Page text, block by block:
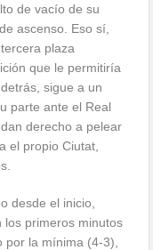
de vacío de su
ascenso. Eso sí,
plaza
que le permitiría
sigue a un
parte ante el Real
derecho a pelear
el propio Ciutat,
desde el inicio,
los primeros minutos
la mínima (4-3),